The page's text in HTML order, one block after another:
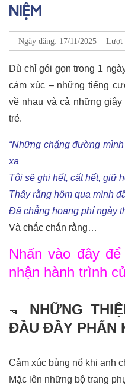
NIỆM
Ngày đăng: 17/11/2025 Lượt
Dù chỉ gói gọn trong 1
cảm xúc – những tiếng
về nhau và cả những
trẻ.
“Những chặng đường
xa
Tôi sẽ ghi hết, cất hết, giữ
Thấy rằng hôm qua mình
Đã chẳng hoang phí ngày
Và chắc chắn rằng…
Nhấn vào đây
nhận hành trình
🔫
NHỮNG
ĐẦU ĐẦY PHẤN
Cảm xúc bùng nổ khi anh
Mặc lên những bộ trang